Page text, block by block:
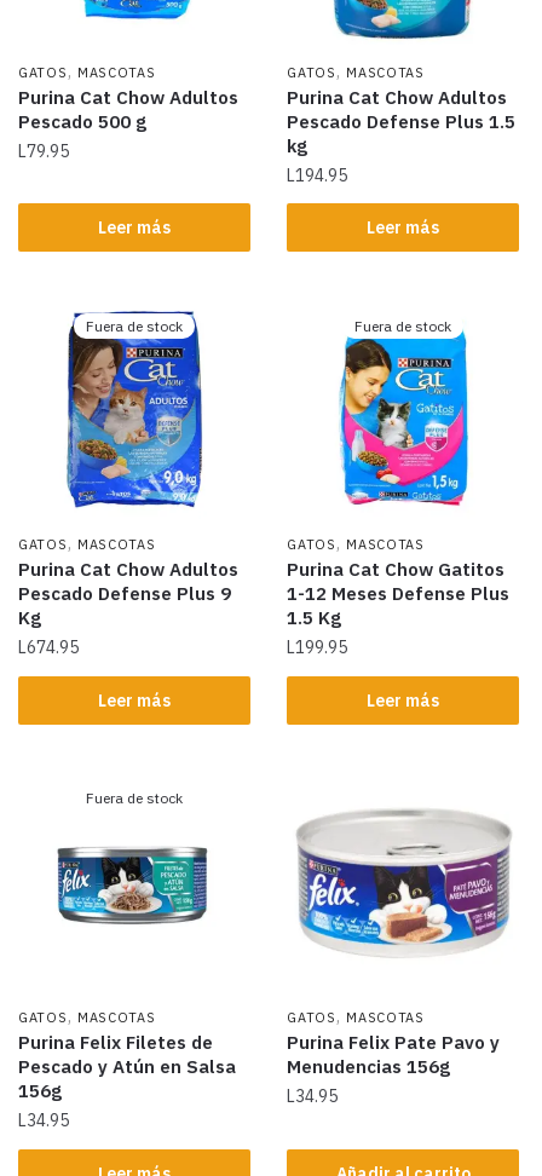
GATOS , MASCOTAS
Purina Cat Chow Adultos
Pescado 500 g
L79.95
Leer más
GATOS , MASCOTAS
Purina Cat Chow Adultos
Pescado Defense Plus 1.5
kg
L194.95
Leer más
Fuera de stock
GATOS , MASCOTAS
Purina Cat Chow Adultos
Pescado Defense Plus 9
Kg
L674.95
Leer más
Fuera de stock
GATOS , MASCOTAS
Purina Cat Chow Gatitos
1-12 Meses Defense Plus
1.5 Kg
L199.95
Leer más
Fuera de stock
GATOS , MASCOTAS
Purina Felix Filetes de
Pescado y Atún en Salsa
156g
L34.95
GATOS , MASCOTAS
Purina Felix Pate Pavo y
Menudencias 156g
L34.95